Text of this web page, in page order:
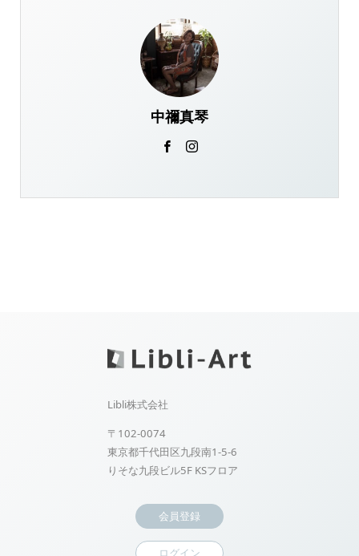
中禰真琴
Libli株式会社
〒102-0074
東京都千代田区九段南1-5-6
りそな九段ビル5F KSフロア
会員登録
ログイン